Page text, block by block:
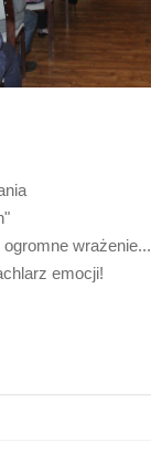
wrażenie...
emocji!